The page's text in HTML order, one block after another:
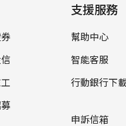
良好。2024年1月自
銀行均創單月獲利最
入215.1億元創歷年新
單季淨手收57.6億元
全年淨手收93.1億
、債券等金融產品分
玉山開辦財管2.0業
為市場上同類型商品
支援服務
幫助中心
智能客服
行動銀行下
申訴信箱